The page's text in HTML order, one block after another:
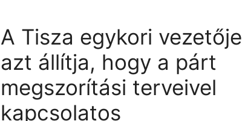
A Tisza egykori vezetője
azt állítja, hogy a párt
megszorítási terveivel
kapcsolatos